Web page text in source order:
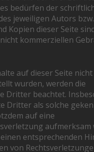
bedürfen der
jeweiligen Autors
Kopien dieser Seite
kommerziellen
auf dieser Seite
wurden, werden die
Dritter beachtet.
Dritter als solche
auf eine
aufmerksam
entsprechenden
von